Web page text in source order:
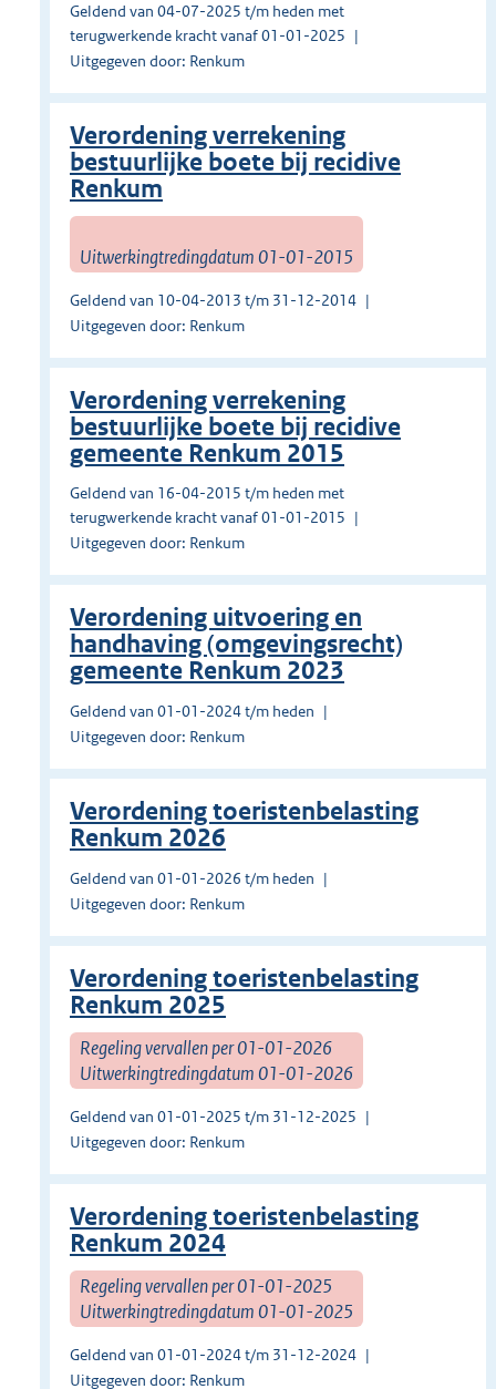
Geldend van 04-07-2025 t/m heden met
terugwerkende kracht vanaf 01-01-2025
Uitgegeven door: Renkum
Verordening verrekening
bestuurlijke boete bij recidive
Renkum
Uitwerkingtredingdatum 01-01-2015
Geldend van 10-04-2013 t/m 31-12-2014
Uitgegeven door: Renkum
Verordening verrekening
bestuurlijke boete bij recidive
gemeente Renkum 2015
Geldend van 16-04-2015 t/m heden met
terugwerkende kracht vanaf 01-01-2015
Uitgegeven door: Renkum
Verordening uitvoering en
handhaving (omgevingsrecht)
gemeente Renkum 2023
Geldend van 01-01-2024 t/m heden
Uitgegeven door: Renkum
Verordening toeristenbelasting
Renkum 2026
Geldend van 01-01-2026 t/m heden
Uitgegeven door: Renkum
Verordening toeristenbelasting
Renkum 2025
Regeling vervallen per 01-01-2026
Uitwerkingtredingdatum 01-01-2026
Geldend van 01-01-2025 t/m 31-12-2025
Uitgegeven door: Renkum
Verordening toeristenbelasting
Renkum 2024
Regeling vervallen per 01-01-2025
Uitwerkingtredingdatum 01-01-2025
Geldend van 01-01-2024 t/m 31-12-2024
Uitgegeven door: Renkum